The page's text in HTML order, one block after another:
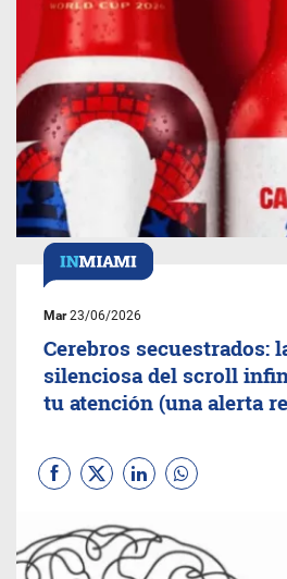
Mar23/06/2026
Cerebros secuestrados:
silenciosa del scroll
tu atención (una alerta